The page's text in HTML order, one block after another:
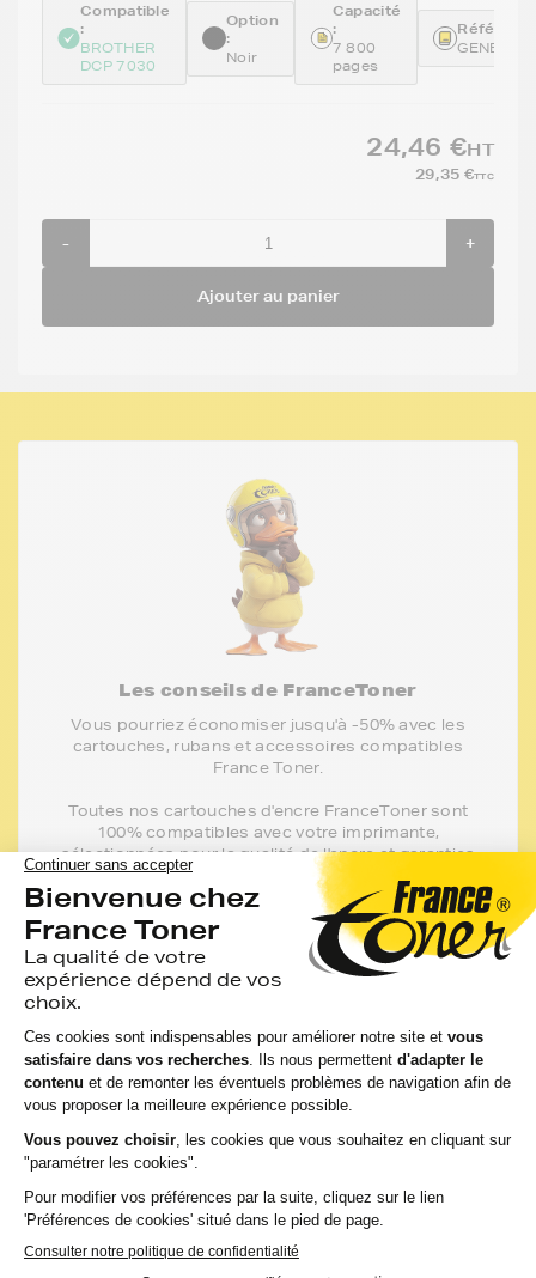
Compatible
:
BROTHER
DCP 7030
Option
:
Noir
Capacité
:
7 800
pages
24,46 €HT
29,35 €TTC
- +
Ajouter au panier
Les conseils de FranceToner
Vous pourriez économiser jusqu'à -50% avec les
cartouches, rubans et accessoires compatibles
France Toner.
Toutes nos cartouches d'encre FranceToner sont
100% compatibles avec votre imprimante,
sélectionnées pour la qualité de l'encre et garanties
2 ans. 80% de nos clients choisissent ces
cartouches.
J'en profite
Les tonersConstructeurpour votre
imprimante BROTHER DCP 7030
De même qualité que les toners de la marque FranceToner,
retrouvez les toners de marque Constructeur de votre
imprimante.